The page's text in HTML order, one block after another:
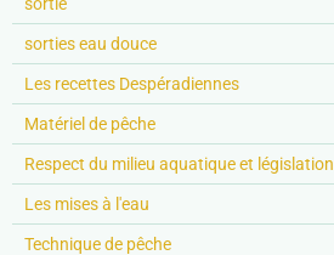
sorties eau douce
Les recettes Despéradiennes
Matériel de pêche
Respect du milieu aquatique et législation
Les mises à l'eau
Technique de pêche